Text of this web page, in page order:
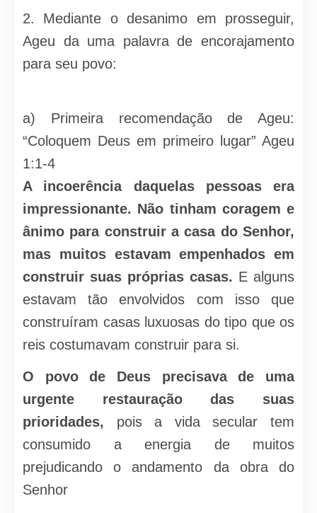
2. Mediante o desanimo em prosseguir,
Ageu da uma palavra de encorajamento
para seu povo:
a) Primeira recomendação de Ageu:
“Coloquem Deus em primeiro lugar” Ageu
1:1-4
A incoerência daquelas pessoas era
impressionante. Não tinham coragem e
ânimo para construir a casa do Senhor,
mas muitos estavam empenhados em
construir suas próprias casas. E alguns
estavam tão envolvidos com isso que
construíram casas luxuosas do tipo que os
reis costumavam construir para si.
O povo de Deus precisava de uma
urgente restauração das suas
prioridades, pois a vida secular tem
consumido a energia de muitos
prejudicando o andamento da obra do
Senhor